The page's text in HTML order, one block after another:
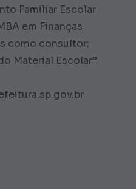
Familiar Escolar
em Finanças
como consultor;
Material Escolar”.